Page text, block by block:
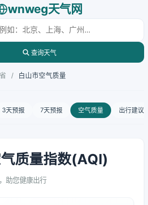
wnweg天气网
查询天气
/ 白山市空气质量
3天预报 7天预报 空气质量 出行建议
质量指数(AQI)
助您健康出行